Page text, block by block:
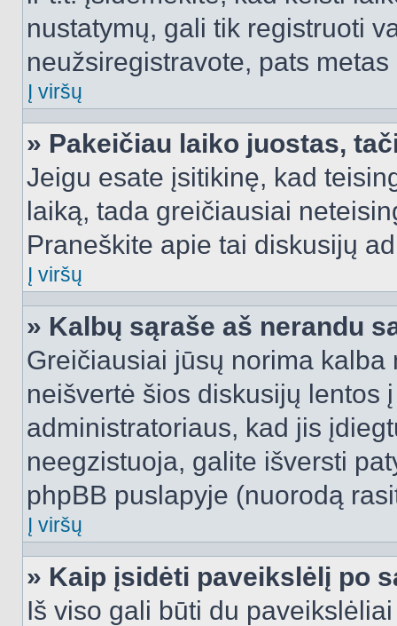
nustatymų, gali tik registruoti
neužsiregistravote, pats
Į viršų
» Pakeičiau laiko juostas,
Jeigu esate įsitikinę, kad
laiką, tada greičiausiai
Praneškite apie tai diskusijų
Į viršų
» Kalbų sąraše aš nerandu
Greičiausiai jūsų norima
neišvertė šios diskusijų lentos
administratoriaus, kad jis
neegzistuoja, galite išversti
phpBB puslapyje (nuorodą
Į viršų
» Kaip įsidėti paveikslėlį po
Iš viso gali būti du